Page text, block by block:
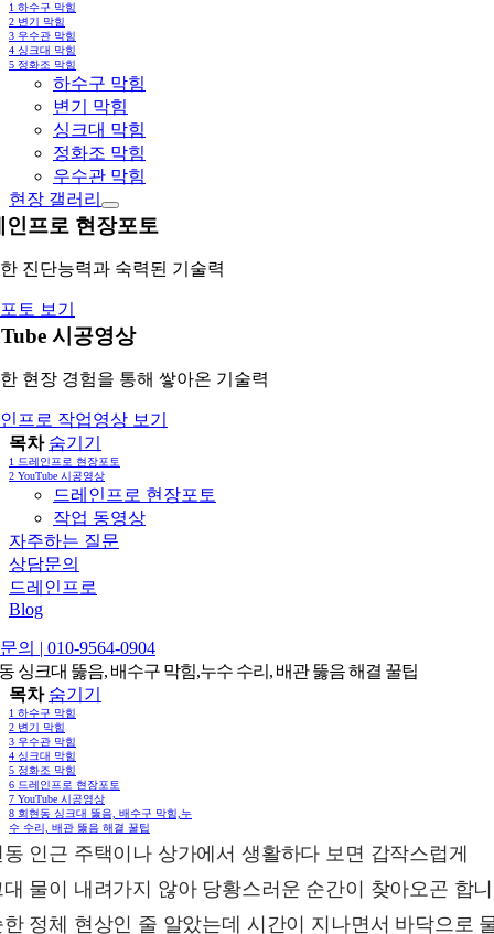
1 하수구 막힘
2 변기 막힘
3 우수관 막힘
4 싱크대 막힘
5 정화조 막힘
하수구 막힘
변기 막힘
싱크대 막힘
정화조 막힘
우수관 막힘
현장 갤러리
인프로 현장포토
진단능력과 숙력된 기술력
토 보기
시공영상
현장 경험을 통해 쌓아온 기술력
프로 작업영상 보기
목차 숨기기
1 드레인프로 현장포토
2 YouTube 시공영상
드레인프로 현장포토
작업 동영상
자주하는 질문
상담문의
드레인프로
Blog
의 | 010-9564-0904
싱크대 뚫음, 배수구 막힘,누수 수리, 배관 뚫음 해결 꿀팁
목차 숨기기
1 하수구 막힘
2 변기 막힘
3 우수관 막힘
4 싱크대 막힘
5 정화조 막힘
6 드레인프로 현장포토
7 YouTube 시공영상
8 회현동 싱크대 뚫음, 배수구 막힘,누
수 수리, 배관 뚫음 해결 꿀팁
인근 주택이나 상가에서 생활하다 보면 갑작스럽게
물이 내려가지 않아 당황스러운 순간이 찾아오곤 합
정체 현상인 줄 알았는데 시간이 지나면서 바닥으로